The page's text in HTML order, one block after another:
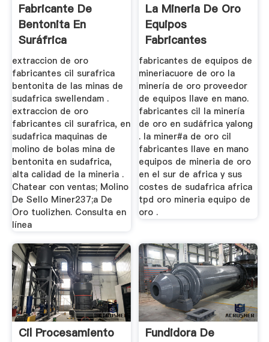
Fabricante De
Bentonita En
Suráfrica
extraccion de oro
fabricantes cil surafrica
bentonita de las minas de
sudafrica swellendam .
extraccion de oro
fabricantes cil surafrica, en
sudafrica maquinas de
molino de bolas mina de
bentonita en sudafrica,
alta calidad de la mineria .
Chatear con ventas; Molino
De Sello Miner237;a De
Oro tuolizhen. Consulta en
línea
La Mineria De Oro
Equipos
Fabricantes
fabricantes de equipos de
mineriacuore de oro la
minería de oro proveedor
de equipos llave en mano.
fabricantes cil la minería
de oro en sudáfrica yalong
. la miner#a de oro cil
fabricantes llave en mano
equipos de mineria de oro
en el sur de africa y sus
costes de sudafrica africa
tpd oro mineria equipo de
oro .
Cil Procesamiento
Fundidora De